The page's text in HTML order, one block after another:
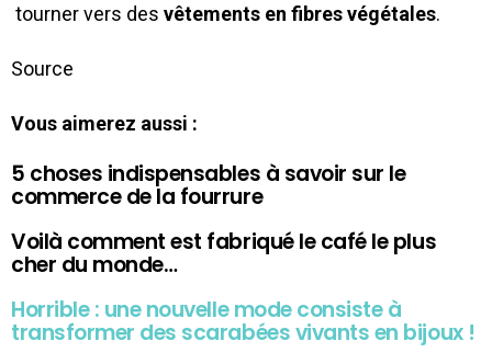
tourner vers des vêtements en fibres végétales.
Source
Vous aimerez aussi :
5 choses indispensables à savoir sur le
commerce de la fourrure
Voilà comment est fabriqué le café le plus
cher du monde…
Horrible : une nouvelle mode consiste à
transformer des scarabées vivants en bijoux !